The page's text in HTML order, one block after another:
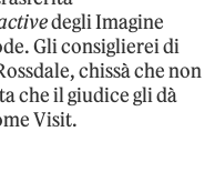
degli Imagine
Gli consiglierei di
chissà che non
che il giudice gli dà
Visit.